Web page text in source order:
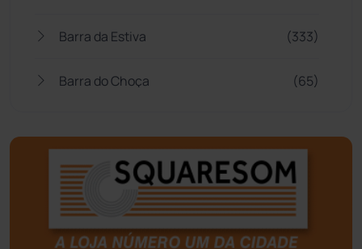
Barra da Estiva (333)
Barra do Choça (65)
Bom Jesus da Lapa (505)
Boquira (152)